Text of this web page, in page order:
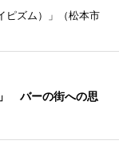
ピズム）」（松本市
バーの街への思